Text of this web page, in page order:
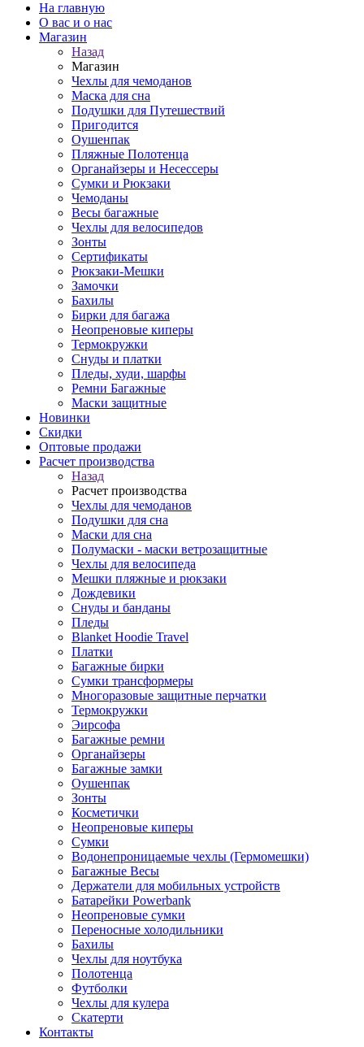
На главную
О вас и о нас
Магазин
Назад
Магазин
Чехлы для чемоданов
Маска для сна
Подушки для Путешествий
Пригодится
Оушенпак
Пляжные Полотенца
Органайзеры и Несессеры
Сумки и Рюкзаки
Чемоданы
Весы багажные
Чехлы для велосипедов
Зонты
Сертификаты
Рюкзаки-Мешки
Замочки
Бахилы
Бирки для багажа
Неопреновые киперы
Термокружки
Снуды и платки
Пледы, худи, шарфы
Ремни Багажные
Маски защитные
Новинки
Скидки
Оптовые продажи
Расчет производства
Назад
Расчет производства
Чехлы для чемоданов
Подушки для сна
Маски для сна
Полумаски - маски ветрозащитные
Чехлы для велосипеда
Мешки пляжные и рюкзаки
Дождевики
Снуды и банданы
Пледы
Blanket Hoodie Travel
Платки
Багажные бирки
Сумки трансформеры
Многоразовые защитные перчатки
Термокружки
Эирсофа
Багажные ремни
Органайзеры
Багажные замки
Оушенпак
Зонты
Косметички
Неопреновые киперы
Сумки
Водонепроницаемые чехлы (Гермомешки)
Багажные Весы
Держатели для мобильных устройств
Батарейки Powerbank
Неопреновые сумки
Переносные холодильники
Бахилы
Чехлы для ноутбука
Полотенца
Футболки
Чехлы для кулера
Скатерти
Контакты